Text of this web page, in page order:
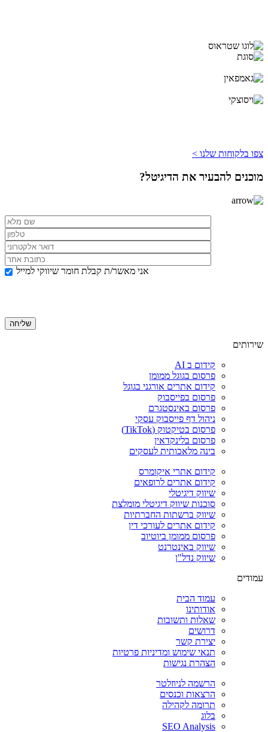
צפו בלקוחות שלנו >
מוכנים להבעיר את הדיגיטל?
אני מאשר/ת קבלת חומר שיווקי למייל
שירותים
קידום ב AI
פרסום בגוגל ממומן
קידום אתרים אורגני בגוגל
פרסום בפייסבוק
פרסום באינסטגרם
ניהול דף פייסבוק עסקי
פרסום בטיקטוק (TikTok)
פרסום בלינקדאין
בינה מלאכותית לעסקים
קידום אתרי איקומרס
קידום אתרים לרופאים
שיווק דיגיטלי
סוכנות שיווק דיגיטלי מומלצת
שיווק ברשתות החברתיות
קידום אתרים לעורכי דין
פרסום ממומן ביוטיוב
שיווק באינטרנט
שיווק נדל"ן
עמודים
עמוד הבית
אודותינו
שאלות ותשובות
דרושים
יצירת קשר
תנאי שימוש ומדיניות פרטיות
הצהרת נגישות
הרשמה לניוזלטר
הרצאות וכנסים
תרומה לקהילה
בלוג
SEO Analysis